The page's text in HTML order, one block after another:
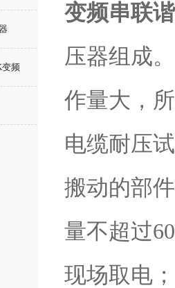
变频
变频串联
压器组成
作量大，
电缆耐压
搬动的部
量不超过
现场取电